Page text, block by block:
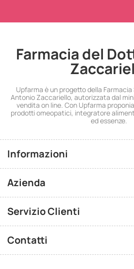
Farmacia del
Upfarma è un progetto della
Antonio Zaccariello, autorizzata dal
vendita on line. Con Upfarma
prodotti omeopatici, integratore
ed essenze.
Informazioni
Azienda
Servizio Clienti
Contatti